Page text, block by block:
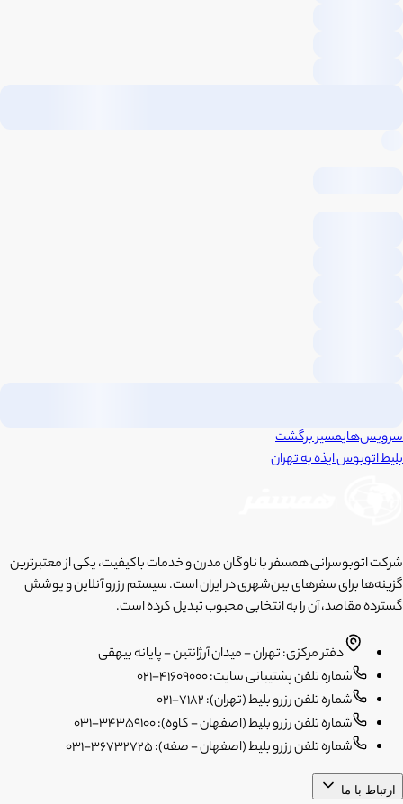
سرویس‌هایمسیر برگشت
بلیط اتوبوسایذهبهتهران
شرکت اتوبوسرانی همسفر با ناوگان مدرن و خدمات باکیفیت، یکی از معتبرترین
گزینه‌ها برای سفرهای بین‌شهری در ایران است. سیستم رزرو آنلاین و پوشش
گسترده مقاصد، آن را به انتخابی محبوب تبدیل کرده است.
دفتر مرکزی: تهران - میدان آرژانتین - پایانه بیهقی
شماره تلفن پشتیبانی سایت: 41609000-021
شماره تلفن رزرو بلیط (تهران): 7182-021
شماره تلفن رزرو بلیط (اصفهان - کاوه): 34359100-031
شماره تلفن رزرو بلیط (اصفهان - صفه): 36732725-031
ارتباط با ما